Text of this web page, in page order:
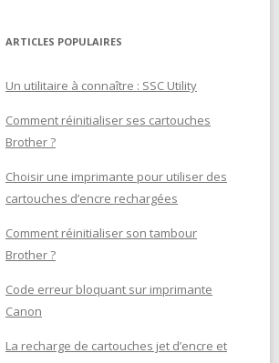
ARTICLES POPULAIRES
Un utilitaire à connaître : SSC Utility
Comment réinitialiser ses cartouches
Brother ?
Choisir une imprimante pour utiliser des
cartouches d’encre rechargées
Comment réinitialiser son tambour
Brother ?
Code erreur bloquant sur imprimante
Canon
La recharge de cartouches jet d’encre et